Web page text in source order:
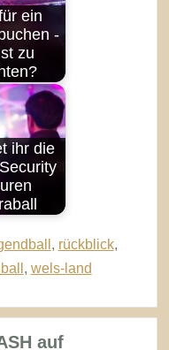
ein
-
zu
ihr die
, rückblick,
, wels-land
auf